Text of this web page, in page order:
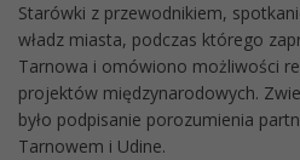
Starówki z przewodnikiem,
władz miasta, podczas którego
Tarnowa i omówiono możliwości
projektów międzynarodowych.
było podpisanie porozumienia
Tarnowem i Udine.